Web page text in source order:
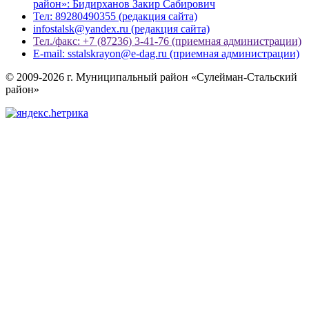
район»: Бидирханов Закир Сабирович
Тел: 89280490355 (редакция сайта)
infostalsk@yandex.ru (редакция сайта)
Тел./факс: +7 (87236) 3-41-76 (приемная администрации)
E-mail: sstalskrayon@e-dag.ru (приемная администрации)
© 2009-2026 г. Муниципальный район «Сулейман-Стальский
район»